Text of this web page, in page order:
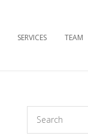
SERVICES TEAM